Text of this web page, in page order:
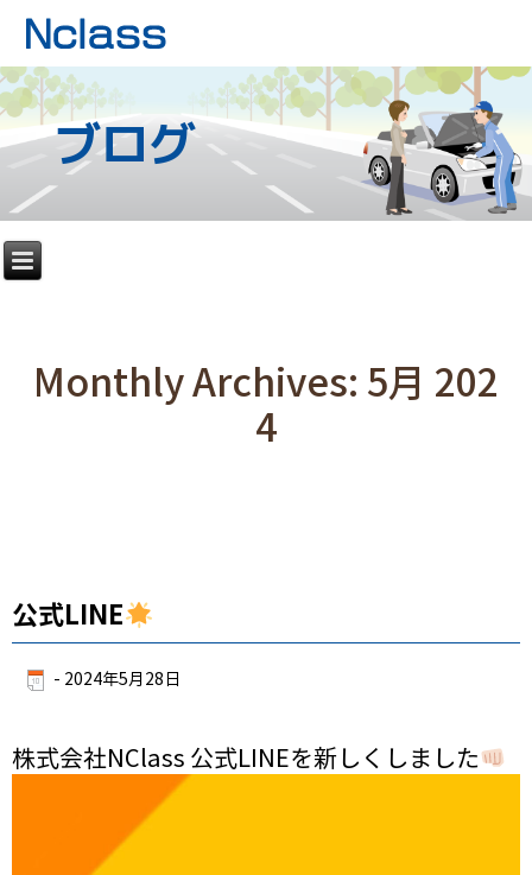
ブログ
Monthly Archives: 5月 202
4
公式LINE
- 2024年5月28日
株式会社NClass 公式LINEを新しくしました